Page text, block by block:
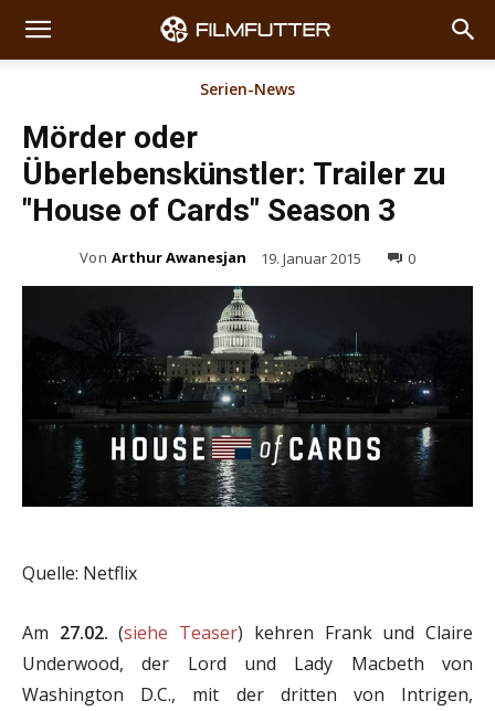
Serien-News
Mörder oder
Überlebenskünstler: Trailer zu
"House of Cards" Season 3
Von Arthur Awanesjan 19. Januar 2015 0
Quelle: Netflix
Am 27.02. (siehe Teaser) kehren Frank und Claire
Underwood, der Lord und Lady Macbeth von
Washington D.C., mit der dritten von Intrigen,